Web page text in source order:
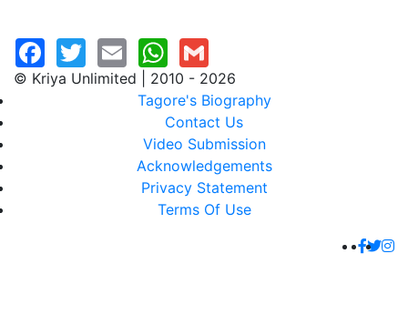
© Kriya Unlimited | 2010 - 2026
Tagore's Biography
Contact Us
Video Submission
Acknowledgements
Privacy Statement
Terms Of Use